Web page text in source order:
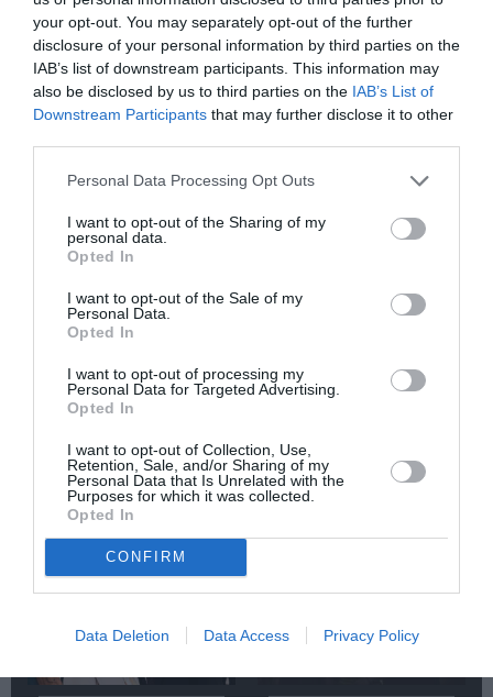
your opt-out. You may separately opt-out of the further
disclosure of your personal information by third parties on the
IAB’s list of downstream participants. This information may
also be disclosed by us to third parties on the IAB’s List of
Downstream Participants that may further disclose it to other
Personal Data Processing Opt Outs
I want to opt-out of the Sharing of my
personal data.
Opted In
I want to opt-out of the Sale of my
Personal Data.
Opted In
I want to opt-out of processing my
Personal Data for Targeted Advertising.
Opted In
I want to opt-out of Collection, Use,
Retention, Sale, and/or Sharing of my
Personal Data that Is Unrelated with the
Purposes for which it was collected.
Opted In
CONFIRM
Data Deletion Data Access Privacy Policy
Δείτε όλα τα
τελευταία νέα για την Τέχνη και τον
Πολιτισμό στοCulturenow.gr
Νέοι Διαγωνισμοί❯
Newsletter
Κάθε βδομάδα στο e-mail σας τα τελευταία νέα για
την Τέχνη και τον Πολιτισμό!
Ακολουθήστε το Culturenow.gr
Δημοφιλή Άρθρα